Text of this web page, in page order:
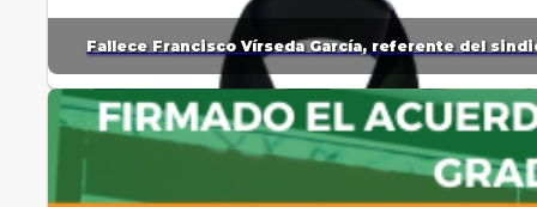
Fallece Francisco Vírseda García, referente del